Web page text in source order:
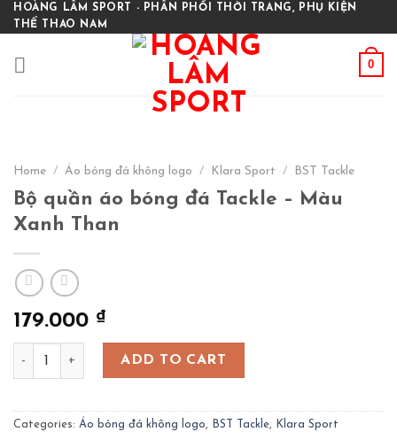
Skip
to
HOÀNG LÂM SPORT - PHÂN PHỐI THỜI TRANG, PHỤ KIỆN
THỂ THAO NAM
0
Home / Áo bóng đá không logo / Klara Sport / BST Tackle
Bộ quần áo bóng đá Tackle – Màu
Xanh Than
179.000 ₫
Bộ quần áo bóng đá Tackle - Màu Xanh Than quantity
ADD TO CART
Categories: Áo bóng đá không logo, BST Tackle, Klara Sport